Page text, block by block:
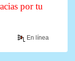
por tu
En línea